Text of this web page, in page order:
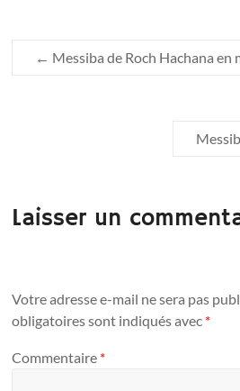
← Messiba de Roch Hachana en
Laisser un
Votre adresse e-mail ne sera pas
obligatoires sont indiqués avec *
Commentaire *